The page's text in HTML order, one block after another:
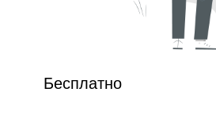
Бесплатно